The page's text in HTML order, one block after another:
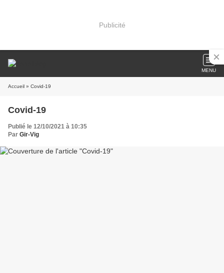
Publicité
MENU
Accueil » Covid-19
Covid-19
Publié le 12/10/2021 à 10:35
Par Gir-Vig